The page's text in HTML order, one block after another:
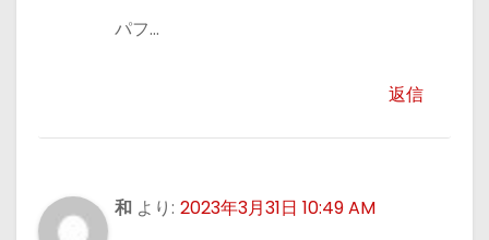
パフ…
返信
和 より: 2023年3月31日 10:49 AM